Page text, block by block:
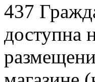
437
доступна